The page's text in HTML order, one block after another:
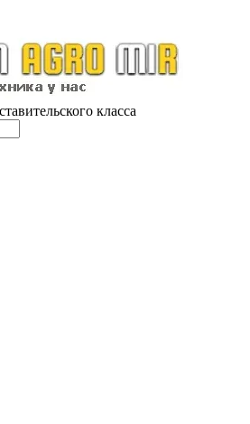
класса